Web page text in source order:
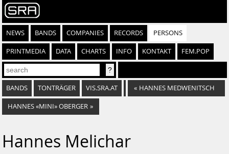
NEWS BANDS COMPANIES RECORDS PERSONS
PRINTMEDIA DATA CHARTS INFO KONTAKT FEM.POP
BANDS TONTRÄGER VIS.SRA.AT « HANNES MEDWENITSCH
HANNES «MINI» OBERGER »
Hannes Melichar